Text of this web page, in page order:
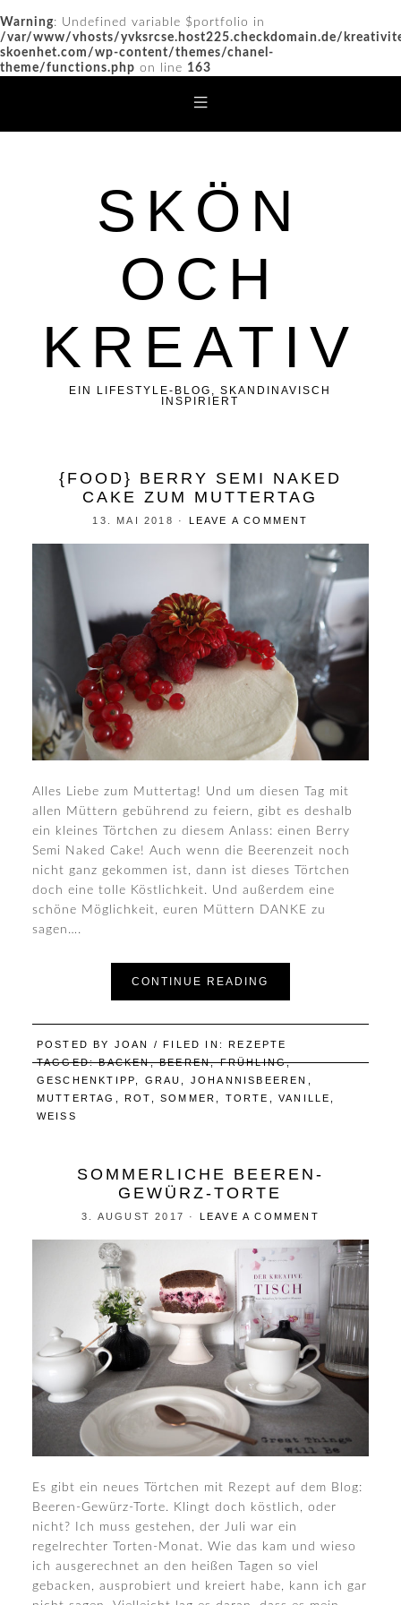
Warning: Undefined variable $portfolio in
/var/www/vhosts/yvksrcse.host225.checkdomain.de/
skoenhet.com/wp-content/themes/chanel-
theme/functions.php on line 163
SKÖN
OCH
KREATIV
EIN LIFESTYLE-BLOG, SKANDINAVISCH
INSPIRIERT
{FOOD} BERRY SEMI NAKED
CAKE ZUM MUTTERTAG
13. MAI 2018 · LEAVE A COMMENT
Alles Liebe zum Muttertag! Und um diesen Tag mit
allen Müttern gebührend zu feiern, gibt es deshalb
ein kleines Törtchen zu diesem Anlass: einen Berry
Semi Naked Cake! Auch wenn die Beerenzeit noch
nicht ganz gekommen ist, dann ist dieses Törtchen
doch eine tolle Köstlichkeit. Und außerdem eine
schöne Möglichkeit, euren Müttern DANKE zu
sagen….
CONTINUE READING
POSTED BY JOAN / FILED IN:REZEPTE
TAGGED:BACKEN,BEEREN,FRÜHLING,
GESCHENKTIPP
GRAU JOHANNISBEEREN
MUTTERTAG
,ROT ,SOMMER TORTE ,VANILLE
WEISS
SOMMERLICHE BEEREN-
GEWÜRZ-TORTE
3. AUGUST 2017 · LEAVE A COMMENT
Es gibt ein neues Törtchen mit Rezept auf dem Blog:
Beeren-Gewürz-Torte. Klingt doch köstlich, oder
nicht? Ich muss gestehen, der Juli war ein
regelrechter Torten-Monat. Wie das kam und wieso
ich ausgerechnet an den heißen Tagen so viel
gebacken, ausprobiert und kreiert habe, kann ich gar